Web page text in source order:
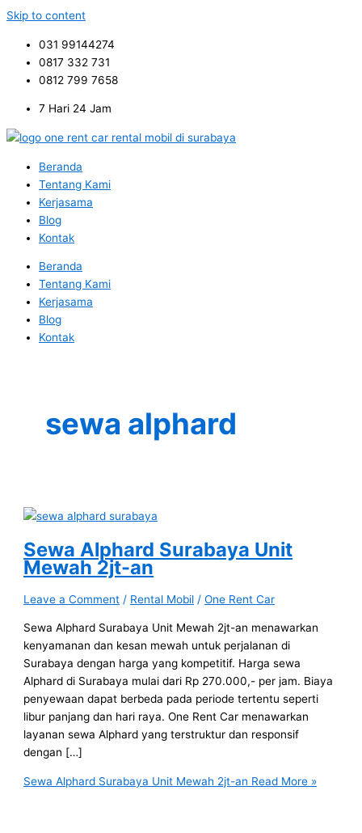
Skip to content
031 99144274
0817 332 731
0812 799 7658
7 Hari 24 Jam
Beranda
Tentang Kami
Kerjasama
Blog
Kontak
Beranda
Tentang Kami
Kerjasama
Blog
Kontak
sewa alphard
Sewa Alphard Surabaya Unit
Mewah 2jt-an
Leave a Comment / Rental Mobil /One Rent Car
Sewa Alphard Surabaya Unit Mewah 2jt-an menawarkan
kenyamanan dan kesan mewah untuk perjalanan di
Surabaya dengan harga yang kompetitif. Harga sewa
Alphard di Surabaya mulai dari Rp 270.000,- per jam. Biaya
penyewaan dapat berbeda pada periode tertentu seperti
libur panjang dan hari raya. One Rent Car menawarkan
layanan sewa Alphard yang terstruktur dan responsif
dengan […]
Sewa Alphard Surabaya Unit Mewah 2jt-an Read More »